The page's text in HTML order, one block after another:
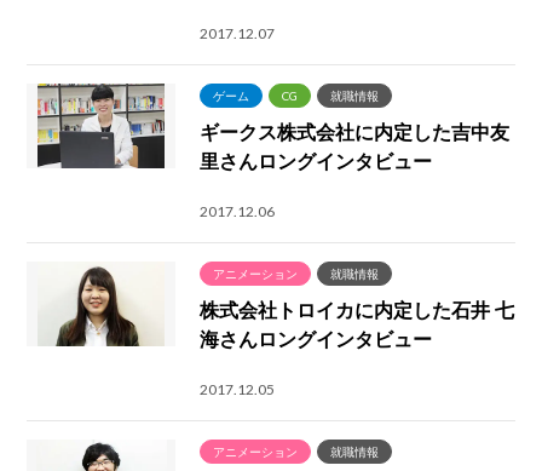
2017.12.07
ゲーム CG 就職情報
ギークス株式会社に内定した吉中友
里さんロングインタビュー
2017.12.06
アニメーション 就職情報
株式会社トロイカに内定した石井 七
海さんロングインタビュー
2017.12.05
アニメーション 就職情報